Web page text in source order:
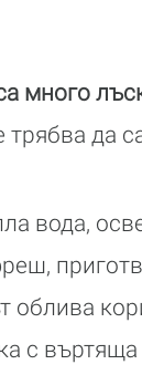
много
трябва да
вода,
облива
с въртяща